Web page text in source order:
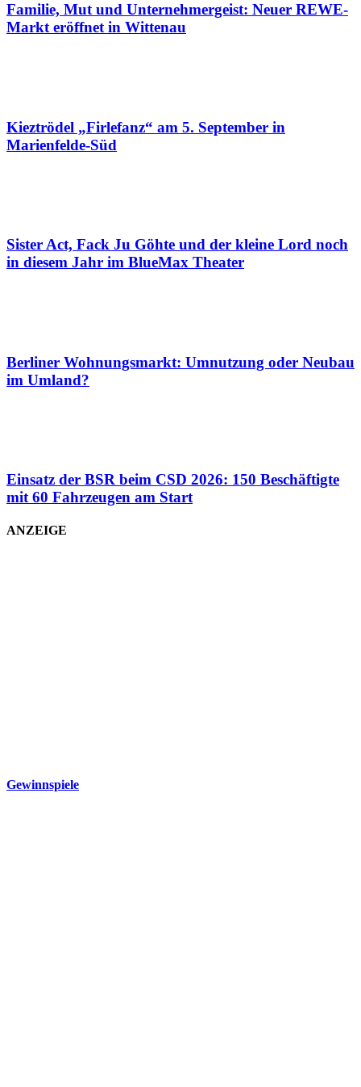
Familie, Mut und Unternehmergeist: Neuer REWE-
Markt eröffnet in Wittenau
Kieztrödel „Firlefanz“ am 5. September in
Marienfelde-Süd
Sister Act, Fack Ju Göhte und der kleine Lord noch
in diesem Jahr im BlueMax Theater
Berliner Wohnungsmarkt: Umnutzung oder Neubau
im Umland?
Einsatz der BSR beim CSD 2026: 150 Beschäftigte
mit 60 Fahrzeugen am Start
ANZEIGE
Gewinnspiele